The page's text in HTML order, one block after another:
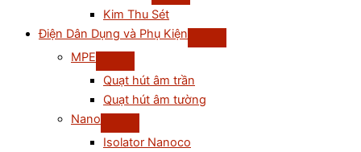
Kim Thu Sét
Điện Dân Dụng và Phụ Kiện
MPE
Quạt hút âm trần
Quạt hút âm tường
Nano
Isolator Nanoco